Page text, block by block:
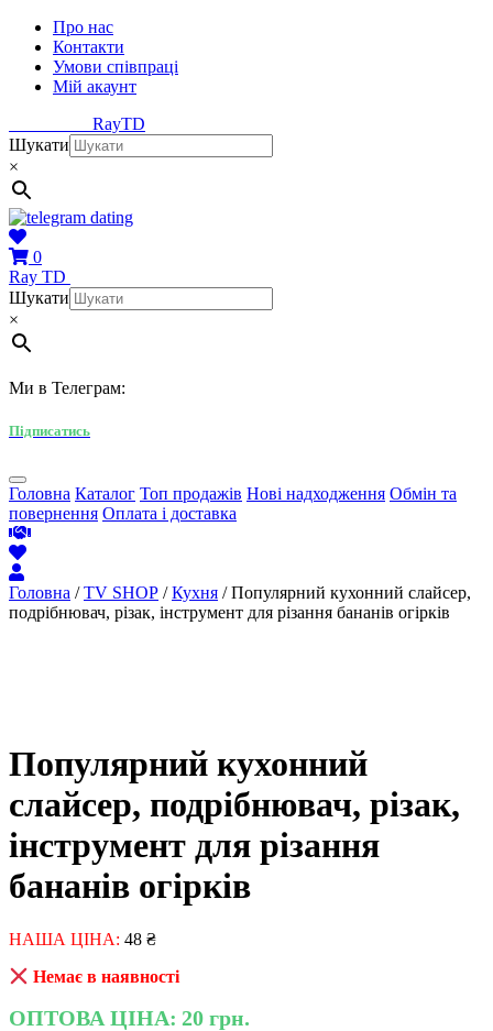
Про нас
Контакти
Умови співпраці
Мій акаунт
RayTD
Шукати
×
0
Ray TD
Шукати
×
Ми в Телеграм:
Підписатись
Головна Каталог Топ продажів Нові надходження Обмін та
повернення Оплата і доставка
Головна /TV SHOP /Кухня / Популярний кухонний слайсер,
подрібнювач, різак, інструмент для різання бананів огірків
Популярний кухонний
слайсер, подрібнювач, різак,
інструмент для різання
бананів огірків
НАША ЦІНА: 48 ₴
Немає в наявності
ОПТОВА ЦІНА: 20 грн.